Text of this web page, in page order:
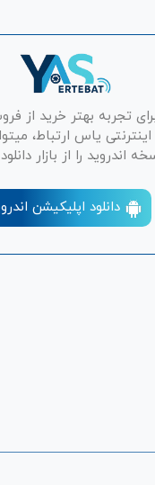
تجربه بهتر خرید از
اینترنتی یاس ارتباط،
اندروید را از بازار
دانلود اپلیکیشن